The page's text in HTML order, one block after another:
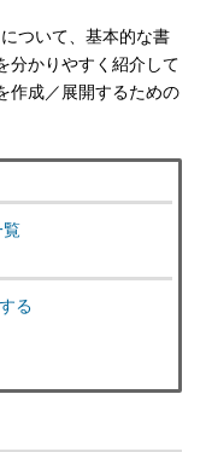
ついて、基本的な書
分かりやすく紹介して
作成／展開するための
覧
る